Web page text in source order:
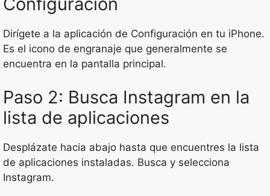
Dirígete a la aplicación de Configuración en tu iPhone.
Es el icono de engranaje que generalmente se
encuentra en la pantalla principal.
Paso 2: Busca Instagram en la
lista de aplicaciones
Desplázate hacia abajo hasta que encuentres la lista
de aplicaciones instaladas. Busca y selecciona
Instagram.